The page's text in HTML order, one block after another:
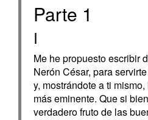
Parte 1
I
Me he propuesto escribir
Nerón César, para
y, mostrándote a ti
más eminente. Que si
verdadero fruto de las